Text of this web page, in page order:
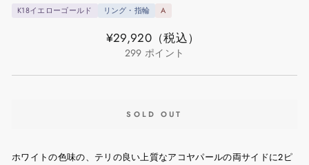
K18イエローゴールド リング・指輪 A
通
¥29,920（税込）
299 ポイント
SOLD OUT
ホワイトの色味の、テリの良い上質なアコヤパールの両サイドに2ピ